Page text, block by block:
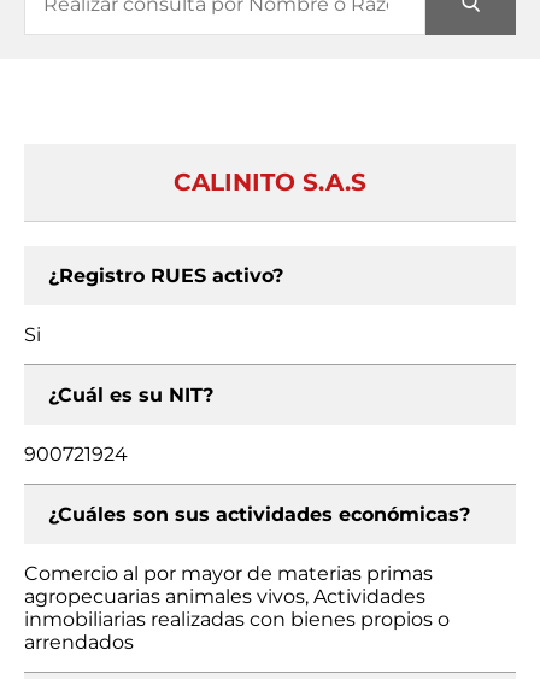
CALINITO S.A.S
¿Registro RUES activo?
Si
¿Cuál es su NIT?
900721924
¿Cuáles son sus actividades económicas?
Comercio al por mayor de materias primas
agropecuarias animales vivos, Actividades
inmobiliarias realizadas con bienes propios o
arrendados